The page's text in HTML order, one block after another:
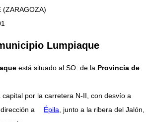
(ZARAGOZA)
Lumpiaque
está situado al SO. de la Provincia de
capital por la carretera N-II, con desvío a
a
Épila , junto a la ribera del Jalón,